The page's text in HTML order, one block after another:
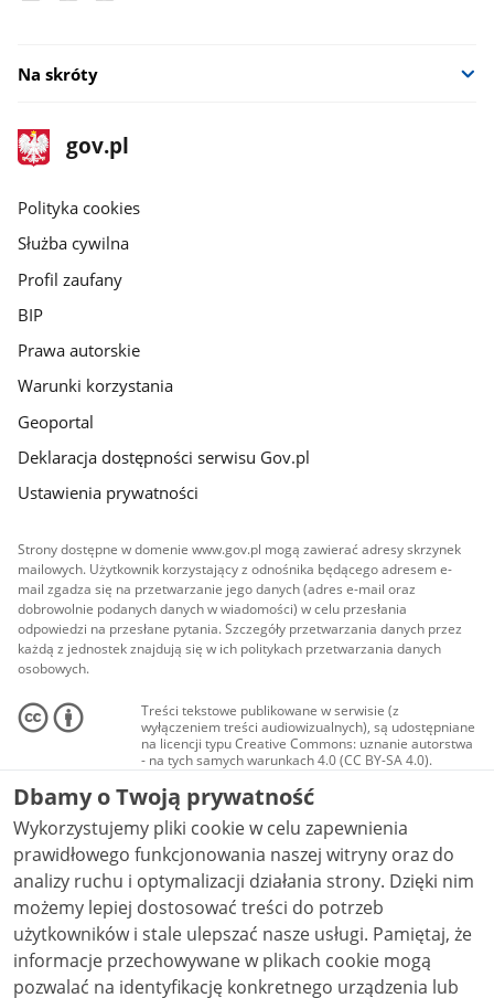
Na skróty
stopka
gov.pl
Strona
gov.pl
gov.pl
Polityka cookies
Służba cywilna
Profil zaufany
BIP
Prawa autorskie
Warunki korzystania
Geoportal
Deklaracja dostępności serwisu Gov.pl
Ustawienia prywatności
Strony dostępne w domenie www.gov.pl mogą zawierać adresy skrzynek
mailowych. Użytkownik korzystający z odnośnika będącego adresem e-
mail zgadza się na przetwarzanie jego danych (adres e-mail oraz
dobrowolnie podanych danych w wiadomości) w celu przesłania
odpowiedzi na przesłane pytania. Szczegóły przetwarzania danych przez
każdą z jednostek znajdują się w ich politykach przetwarzania danych
osobowych.
Treści tekstowe publikowane w serwisie (z
wyłączeniem treści audiowizualnych), są udostępniane
na licencji typu Creative Commons: uznanie autorstwa
- na tych samych warunkach 4.0 (CC BY-SA 4.0).
Materiały audiowizualne, w tym zdjęcia, materiały
audio i wideo, są udostępniane na licencji typu
Creative Commons: uznanie autorstwa użycie
niekomercyjne - bez utworów zależnych 4.0 (CC BY-
NC-ND 4.0), o ile nie jest to stwierdzone inaczej.
Dbamy o Twoją prywatność
Wykorzystujemy pliki cookie w celu zapewnienia
prawidłowego funkcjonowania naszej witryny oraz do
analizy ruchu i optymalizacji działania strony. Dzięki nim
możemy lepiej dostosować treści do potrzeb
użytkowników i stale ulepszać nasze usługi. Pamiętaj, że
informacje przechowywane w plikach cookie mogą
pozwalać na identyfikację konkretnego urządzenia lub